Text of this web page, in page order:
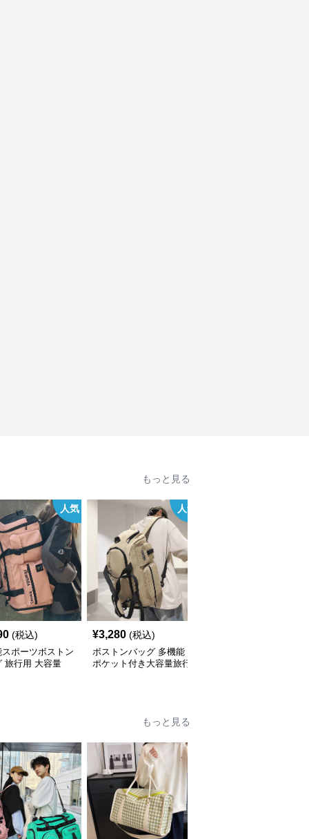
もっと見る
人気
(税込)
スポーツボストン
旅行用 大容量
人気
¥3,280 (税込)
ボストンバッグ 多機能
ポケット付き大容量旅行
もっと見る